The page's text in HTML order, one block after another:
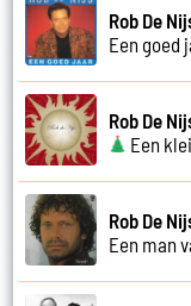
Rob De
Een goed
Rob De
Een
Rob De
Een man